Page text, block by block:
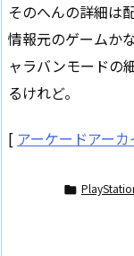
そのへんの詳細は
情報元のゲームか
ャラバンモードの
るけれど。
[ アーケードアー
